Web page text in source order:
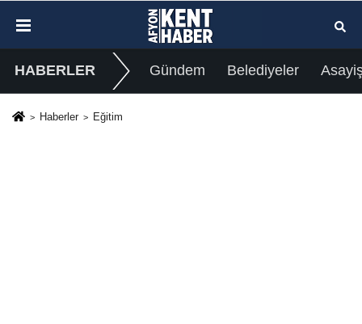
HABERLER Gündem Belediyeler
Haberler Eğitim